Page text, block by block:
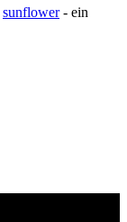
sunflower‐ ein